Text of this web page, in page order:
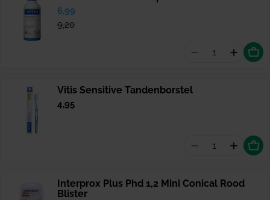
Verkoopprijs
6,99
Normale
prijs
9,20
Aantal
Vitis Sensitive Tandenborstel
Normale
4,95
Aantal
Interprox Plus Phd 1,2 Mini Conical Rood
Blister